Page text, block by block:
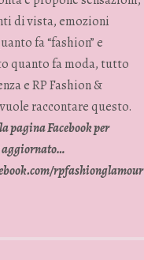
di vista, emozioni
fa “fashion” e
quanto fa moda, tutto
e RP Fashion &
raccontare questo.
pagina Facebook per
aggiornato…
rpfashionglamour